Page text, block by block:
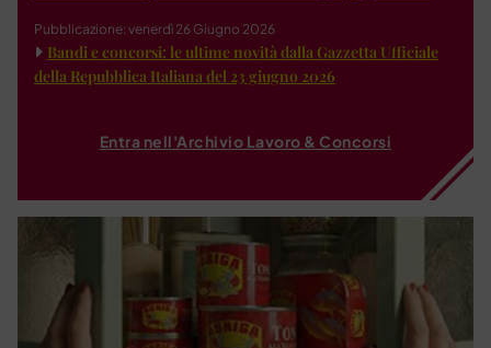
Pubblicazione: venerdì 26 Giugno 2026
Bandi e concorsi: le ultime novità dalla Gazzetta Ufficiale
della Repubblica Italiana del 23 giugno 2026
Entra nell'Archivio Lavoro & Concorsi